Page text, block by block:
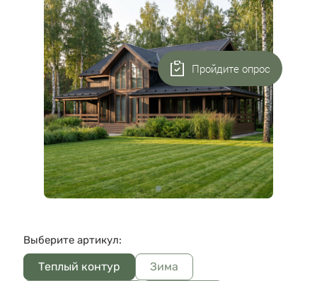
Выберите артикул:
Теплый контур
Зима
Пройдите опрос